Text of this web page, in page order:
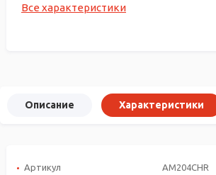
Все характеристики
Описание Характеристики
Артикул
AM204CHR